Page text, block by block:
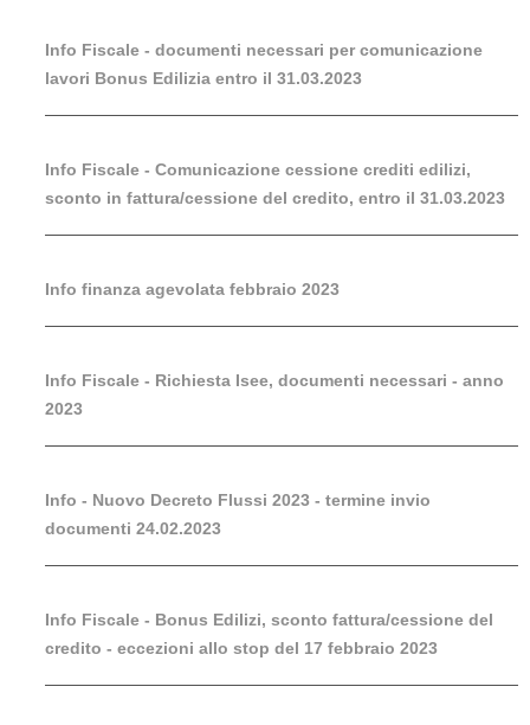
Info Fiscale - documenti necessari per comunicazione
lavori Bonus Edilizia entro il 31.03.2023
Info Fiscale - Comunicazione cessione crediti edilizi,
sconto in fattura/cessione del credito, entro il 31.03.2023
Info finanza agevolata febbraio 2023
Info Fiscale - Richiesta Isee, documenti necessari - anno
2023
Info - Nuovo Decreto Flussi 2023 - termine invio
documenti 24.02.2023
Info Fiscale - Bonus Edilizi, sconto fattura/cessione del
credito - eccezioni allo stop del 17 febbraio 2023